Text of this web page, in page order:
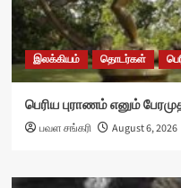
இலக்கியம் தொடர்கள்
பெரிய புராணம் எனும்
பவள சங்கரி August 6, 2026